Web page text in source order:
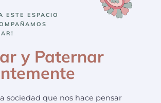
ESTE ESPACIO
y Paternar
sociedad que nos hace pensar